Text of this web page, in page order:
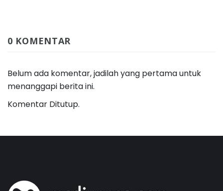
0 KOMENTAR
Belum ada komentar, jadilah yang pertama untuk
menanggapi berita ini.
Komentar Ditutup.